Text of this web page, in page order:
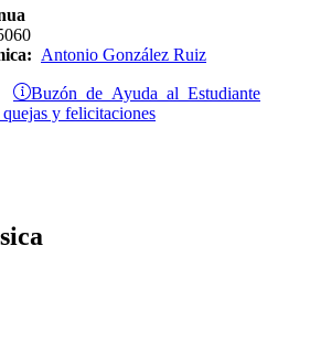
Antonio González Ruiz
Buzón de Ayuda al Estudiante
y felicitaciones